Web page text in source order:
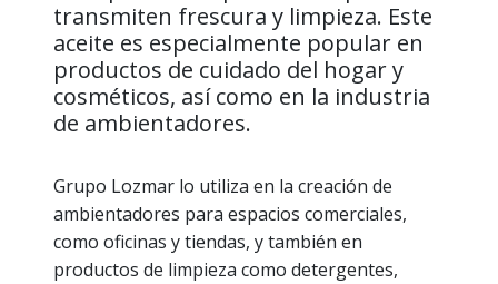
transmiten frescura y limpieza. Este
aceite es especialmente popular en
productos de cuidado del hogar y
cosméticos, así como en la industria
de ambientadores.
Grupo Lozmar lo utiliza en la creación de
ambientadores para espacios comerciales,
como oficinas y tiendas, y también en
productos de limpieza como detergentes,